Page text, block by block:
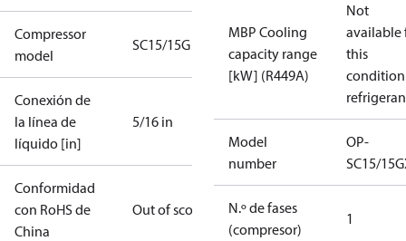
Compressor
model
SC15/15G
Conexión de
la línea de
líquido [in]
5/16 in
Conformidad
con RoHS de
China
Out of scope
MBP Cooling
capacity range
[kW] (R449A)
Not
available
this
Model
number
OP-
SC15/
N.º de fases
(compresor)
1